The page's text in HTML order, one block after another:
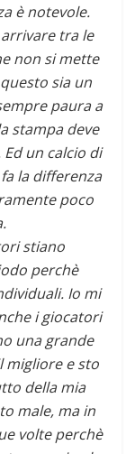
è notevole.
tra le
non si mette
sia un
paura a
stampa deve
un calcio di
la differenza
poco
stiano
perchè
Io mi
i giocatori
una grande
migliore e sto
della mia
male, ma in
volte perchè